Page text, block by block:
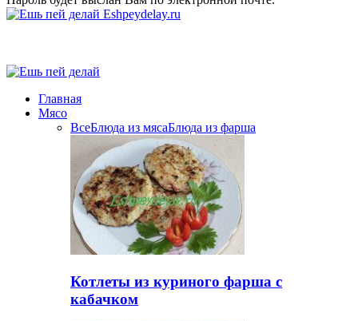
Eshpeydelay.ru
Главная
Мясо
ВсеБлюда из мясаБлюда из фарша
Котлеты из куриного фарша с
кабачком